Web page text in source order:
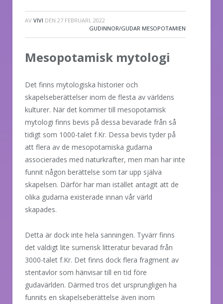
AV VIVI DEN 27 FEBRUARI, 2022
GUDINNOR/GUDAR MESOPOTAMIEN
Mesopotamisk mytologi
Det finns mytologiska historier och
skapelseberättelser inom de flesta av världens
kulturer. När det kommer till mesopotamisk
mytologi finns bevis på dessa bevarade från så
tidigt som 1000-talet f.Kr. Dessa bevis tyder på
att flera av de mesopotamiska gudarna
associerades med naturkrafter, men man har inte
funnit någon berättelse som tar upp själva
skapelsen. Därför har man istället antagit att de
olika gudarna existerade innan vår värld
skapades.
Detta är dock inte hela sanningen. Tyvärr finns
det väldigt lite sumerisk litteratur bevarad från
3000-talet f.Kr. Det finns dock flera fragment av
stentavlor som hänvisar till en tid före
gudavärlden. Därmed tros det ursprungligen ha
funnits en skapelseberättelse även inom